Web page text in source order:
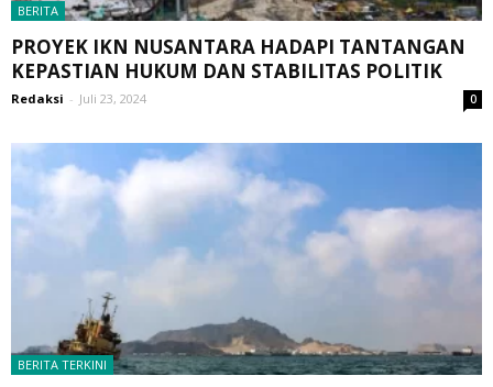
BERITA
PROYEK IKN NUSANTARA HADAPI TANTANGAN
KEPASTIAN HUKUM DAN STABILITAS POLITIK
Redaksi - Juli 23, 2024 0
BERITA TERKINI